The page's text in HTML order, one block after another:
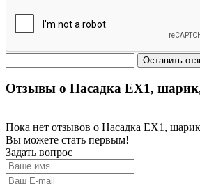
Отзывы о Насадка EX1,
Пока нет отзывов о Насадка EX1,
Вы можете стать первым!
Задать вопрос